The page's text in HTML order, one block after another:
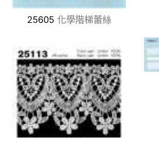
25605 化學階梯蕾絲